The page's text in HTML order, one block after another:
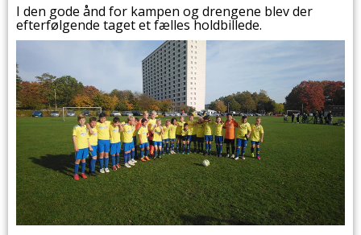
I den gode ånd for kampen og drengene blev der
efterfølgende taget et fælles holdbillede.